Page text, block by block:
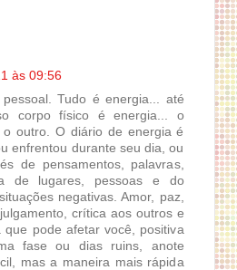
às 09:56
Tudo é energia... até
corpo físico é energia... o
outro. O diário de energia é
enfrentou durante seu dia, ou
de pensamentos, palavras,
de lugares, pessoas e do
negativas. Amor, paz,
crítica aos outros e
pode afetar você, positiva
fase ou dias ruins, anote
mas a maneira mais rápida